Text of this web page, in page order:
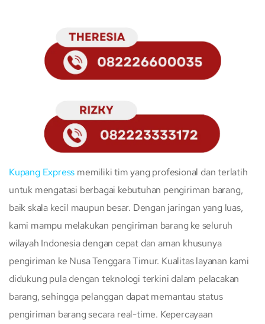
Kupang Express memiliki tim yang profesional dan terlatih
untuk mengatasi berbagai kebutuhan pengiriman barang,
baik skala kecil maupun besar. Dengan jaringan yang luas,
kami mampu melakukan pengiriman barang ke seluruh
wilayah Indonesia dengan cepat dan aman khusunya
pengiriman ke Nusa Tenggara Timur. Kualitas layanan kami
didukung pula dengan teknologi terkini dalam pelacakan
barang, sehingga pelanggan dapat memantau status
pengiriman barang secara real-time. Kepercayaan